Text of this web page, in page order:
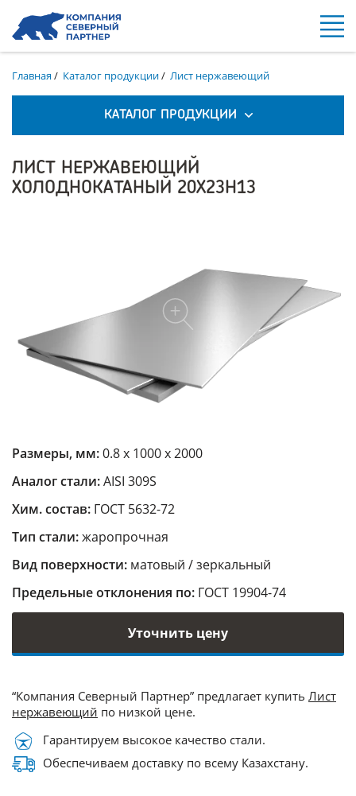
Главная/ Каталог продукции/ Лист нержавеющий
КАТАЛОГ ПРОДУКЦИИ
ЛИСТ НЕРЖАВЕЮЩИЙ
ХОЛОДНОКАТАНЫЙ 20Х23Н13
Размеры, мм:0.8 х 1000 х 2000
Аналог стали:AISI 309S
Хим. состав: ГОСТ 5632-72
Тип стали:жаропрочная
Вид поверхности: матовый / зеркальный
Предельные отклонения по: ГОСТ 19904-74
Уточнить цену
“Компания Северный Партнер” предлагает купить Лист
нержавеющий по низкой цене.
Гарантируем высокое качество стали.
Обеспечиваем доставку по всему Казахстану.